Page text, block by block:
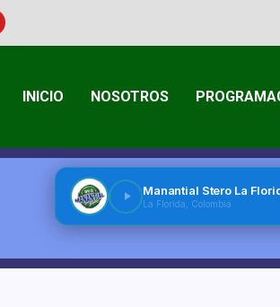
INICIO NOSOTROS